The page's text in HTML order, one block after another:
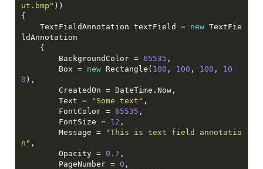
ut.bmp"
    TextFieldAnnotation textField =
new TextFie
        BackgroundColor =
65535
        Box =
new Rectangle( 100 , 100 , 100 , 10
0
        Text =
"Some text"
        FontColor =
65535
        FontSize =
12
        Message =
"This is text field annotatio
n"
        Opacity =
0.7
        PageNumber =
0